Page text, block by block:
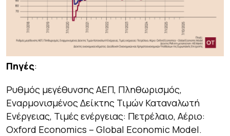
Πηγές:
Ρυθμός μεγέθυνσης ΑΕΠ, Πληθωρισμός,
Εναρμονισμένος Δείκτης Τιμών Καταναλωτή
Ενέργειας, Τιμές ενέργειας: Πετρέλαιο, Αέριο:
Oxford Economics – Global Economic Model.